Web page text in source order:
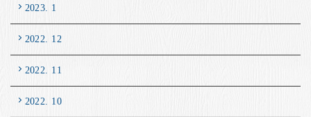
2023. 1
2022. 12
2022. 11
2022. 10